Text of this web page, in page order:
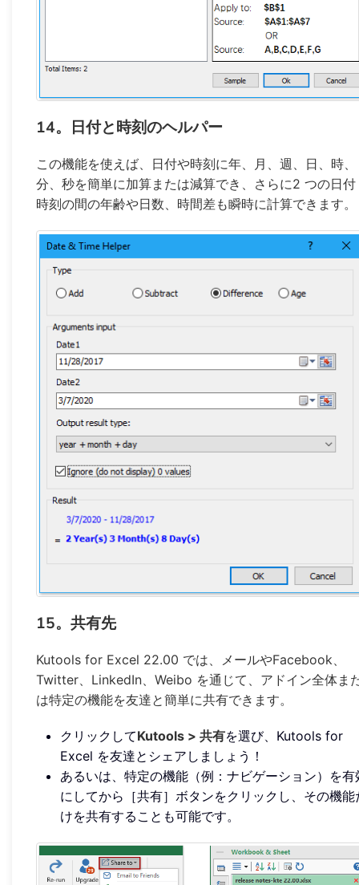
14。日付と時刻のヘルパー
この機能を使えば、日付や時刻に年、月、週、日、時、
分、秒を簡単に加算または減算でき、さらに2 つの日付
時刻の間の年齢や日数、時間差も瞬時に計算できます。
15。共有先
Kutools for Excel 22.00 では、メールやFacebook、
Twitter、LinkedIn、Weibo を通じて、アドイン全体ま
は特定の機能を友達と簡単に共有できます。
クリックしてKutools > 共有を選び、Kutools for
Excel を友達とシェアしましょう！
あるいは、特定の機能（例：ナビゲーション）を有
にしてから［共有］ボタンをクリックし、その機能
けを共有することも可能です。